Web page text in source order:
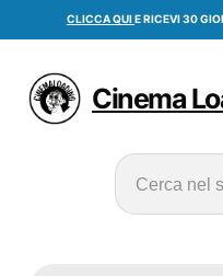
CLICCA QUIE RICEVI 30
Cinema
Cerca